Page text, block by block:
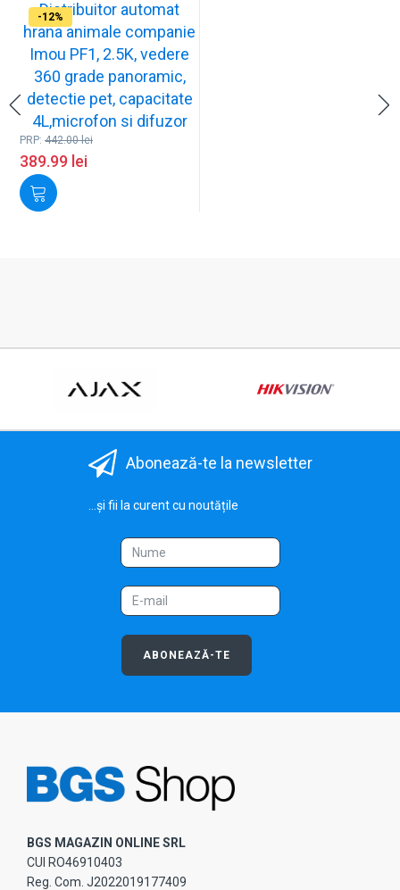
-12%
Distribuitor automat
hrana animale companie
Imou PF1, 2.5K, vedere
360 grade panoramic,
detectie pet, capacitate
4L,microfon si difuzor
PRP: 442.00lei
389.99 lei
Abonează-te la newsletter
...și fii la curent cu noutățile
ABONEAZĂ-TE
BGS MAGAZIN ONLINE SRL
CUI RO46910403
Reg. Com. J2022019177409